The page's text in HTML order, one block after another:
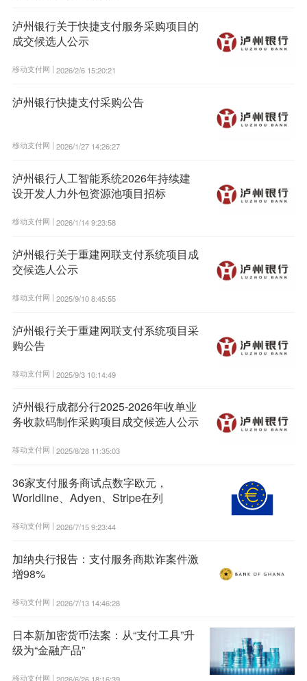
泸州银行关于快捷支付服务采购项目的
成交候选人公示
移动支付网 | 2026/2/6 15:20:21
泸州银行快捷支付采购公告
移动支付网 | 2026/1/27 14:26:27
泸州银行人工智能系统2026年持续建
设开发人力外包资源池项目招标
移动支付网 | 2026/1/14 9:23:58
泸州银行关于重建网联支付系统项目成
交候选人公示
移动支付网 | 2025/9/10 8:45:55
泸州银行关于重建网联支付系统项目采
购公告
移动支付网 | 2025/9/3 10:14:49
泸州银行成都分行2025-2026年收单业
务收款码制作采购项目成交候选人公示
移动支付网 | 2025/8/28 11:35:03
36家支付服务商试点数字欧元，
Worldline、Adyen、Stripe在列
移动支付网 | 2026/7/15 9:23:44
加纳央行报告：支付服务商欺诈案件激
增98%
移动支付网 | 2026/7/13 14:46:28
日本新加密货币法案：从“支付工具”升
级为“金融产品”
移动支付网 |